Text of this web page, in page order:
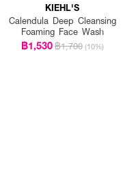
KIEHL'S
Calendula Deep Cleansing
Foaming Face Wash
฿1,530฿1,700 (10%)